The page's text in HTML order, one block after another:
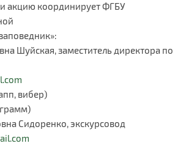
акцию координирует ФГБУ
Шуйская, заместитель директора по
вибер)
Сидоренко, экскурсовод